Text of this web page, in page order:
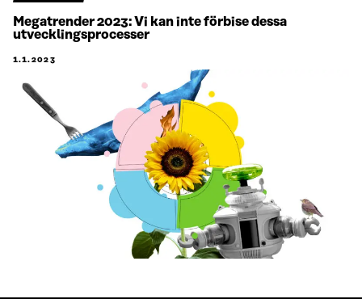
Megatrender 2023: Vi kan inte förbise dessa
utvecklingsprocesser
1.1.2023